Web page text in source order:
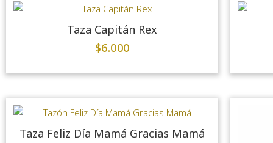
Taza Capitán Rex
$6.000
Taza Feliz Día Mamá Gracias Mamá